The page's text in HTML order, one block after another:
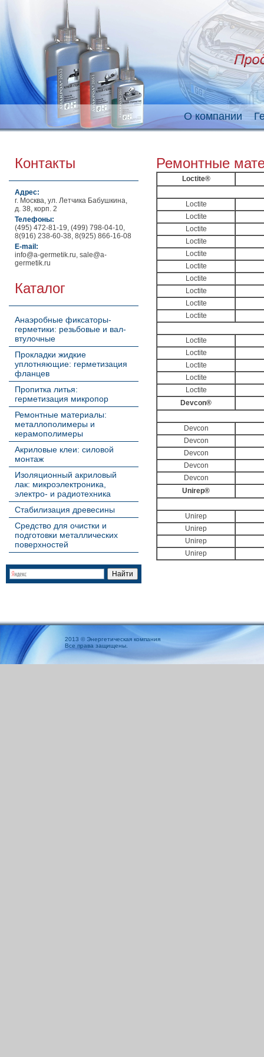
О компании
Контакты
Адрес:
г. Москва, ул. Летчика Бабушкина,
д. 38, корп. 2
Телефоны:
(495) 472-81-19, (499) 798-04-10,
8(916) 238-60-38, 8(925) 866-16-08
E-mail:
info@a-germetik.ru, sale@a-
germetik.ru
Каталог
Анаэробные фиксаторы-
герметики: резьбовые и вал-
втулочные
Прокладки жидкие
уплотняющие: герметизация
фланцев
Пропитка литья:
герметизация микропор
Ремонтные материалы:
металлополимеры и
керамополимеры
Акриловые клеи: силовой
монтаж
Изоляционный акриловый
лак: микроэлектроника,
электро- и радиотехника
Стабилизация древесины
Средство для очистки и
подготовки металлических
поверхностей
Ремонтные
Loctite®
Loctite
Loctite
Loctite
Loctite
Loctite
Loctite
Loctite
Loctite
Loctite
Loctite
Loctite
Loctite
Loctite
Loctite
Loctite
Devcon®
Devcon
Devcon
Devcon
Devcon
Devcon
Unirep®
Unirep
Unirep
Unirep
Unirep
2013 © Энергетическая компания
Все права защищены.